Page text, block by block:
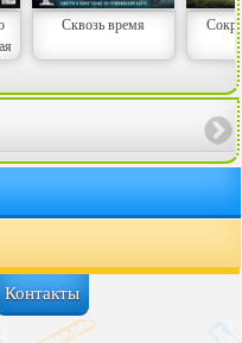
Сквозь время
Контакты